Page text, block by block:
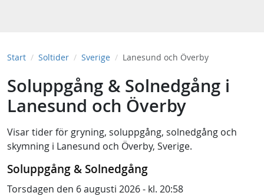
Start Soltider Sverige Lanesund och Överby
Soluppgång & Solnedgång i
Lanesund och Överby
Visar tider för gryning, soluppgång, solnedgång och
skymning i Lanesund och Överby, Sverige.
Soluppgång & Solnedgång
Torsdagen den 6 augusti 2026 - kl. 20:58